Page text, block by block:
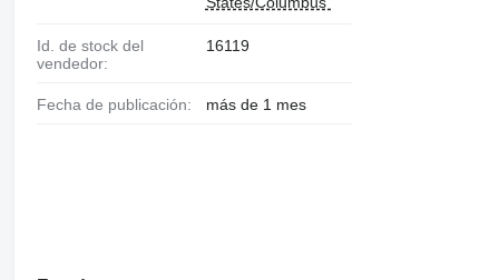
Id. de stock del
vendedor:
16119
Fecha de publicación: más de 1 mes